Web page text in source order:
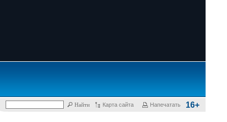
Карта сайта Напечатать 16+